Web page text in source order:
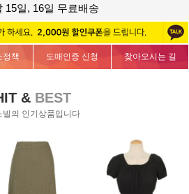
15일, 16일 무료배송
정책 도매인증 신청 찾아오시는 길
& BEST
빌의 인기상품입니다